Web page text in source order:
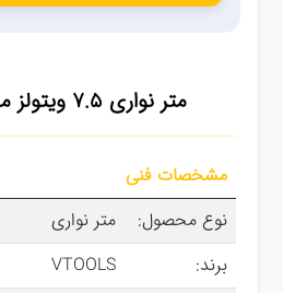
کیف و
جبعه
ابزار
متر نواری 7.5 ویتولز مدل VT2233
مشخصات فنی
نوع محصول:
متر نواری
برند:
VTOOLS